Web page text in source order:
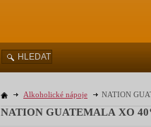
Alkoholické nápoje NATION
NATION GUATEMALA XO
HLEDAT